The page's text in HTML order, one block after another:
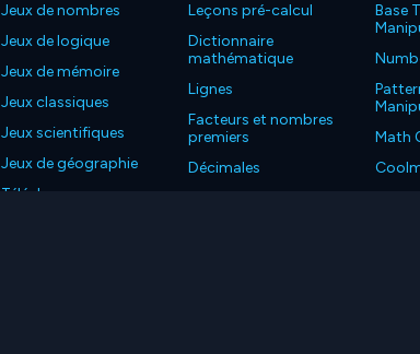
Jeux de nombres
Jeux de logique
Jeux de mémoire
Jeux classiques
Jeux scientifiques
Jeux de géographie
Téléchargez nos
Leçons pré-calcul
Dictionnaire
mathématique
Lignes
Facteurs et nombres
premiers
Décimales
Base
Math